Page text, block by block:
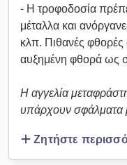
- Η τροφοδοσία
μέταλλα και
κλπ. Πιθανές φθορές
αυξημένη φθορά ως
Η αγγελία
υπάρχουν σφάλματα
Ζητήστε